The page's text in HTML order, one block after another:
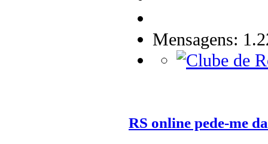
Mensagens:
RS online pede-me